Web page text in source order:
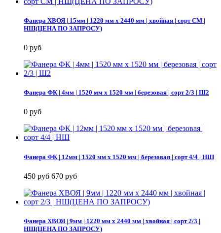
Фанера ХВОЯ | 15мм | 1220 мм х 2440 мм | хвойная | сорт СМ |
НШ(ЦЕНА ПО ЗАПРОСУ)
0 руб
Фанера ФК | 4мм | 1520 мм х 1520 мм | березовая | сорт 2/3 | Ш2
0 руб
Фанера ФК | 12мм | 1520 мм х 1520 мм | березовая | сорт 4/4 | НШ
450 руб 670 руб
Фанера ХВОЯ | 9мм | 1220 мм х 2440 мм | хвойная | сорт 2/3 |
НШ(ЦЕНА ПО ЗАПРОСУ)